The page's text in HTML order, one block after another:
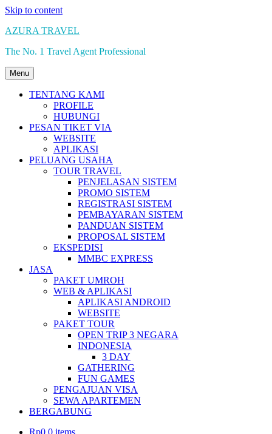
Skip to content
AZURA TRAVEL
The No. 1 Travel Agent Professional
Menu
TENTANG KAMI
PROFILE
HUBUNGI
PESAN TIKET VIA
WEBSITE
APLIKASI
PELUANG USAHA
TOUR TRAVEL
PENJELASAN SISTEM
PROMO SISTEM
REGISTRASI SISTEM
PEMBAYARAN SISTEM
PANDUAN SISTEM
PROPOSAL SISTEM
EKSPEDISI
MMBC EXPRESS
JASA
PAKET UMROH
WEB & APLIKASI
APLIKASI ANDROID
WEBSITE
PAKET TOUR
OPEN TRIP 3 NEGARA
INDONESIA
3 DAY
GATHERING
FUN GAMES
PENGAJUAN VISA
SEWA APARTEMEN
BERGABUNG
Rp0 0 items